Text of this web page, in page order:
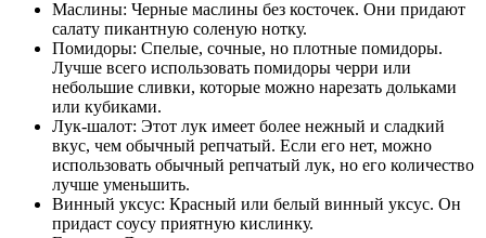
Маслины: Черные маслины без косточек. Они придают
салату пикантную соленую нотку.
Помидоры: Спелые, сочные, но плотные помидоры.
Лучше всего использовать помидоры черри или
небольшие сливки, которые можно нарезать дольками
или кубиками.
Лук-шалот: Этот лук имеет более нежный и сладкий
вкус, чем обычный репчатый. Если его нет, можно
использовать обычный репчатый лук, но его количество
лучше уменьшить.
Винный уксус: Красный или белый винный уксус. Он
придаст соусу приятную кислинку.